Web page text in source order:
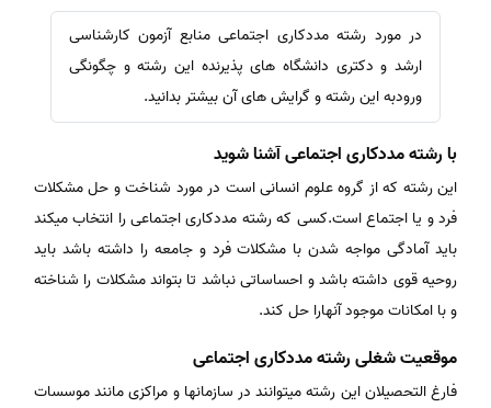
در مورد رشته مددکاری اجتماعی منابع آزمون کارشناسی
ارشد و دکتری دانشگاه های پذیرنده این رشته و چگونگی
ورودبه این رشته و گرایش های آن بیشتر بدانید.
با رشته مددکاری اجتماعی آشنا شوید
این رشته که از گروه علوم انسانی است در مورد شناخت و حل مشکلات
فرد و یا اجتماع است.کسی که رشته مددکاری اجتماعی را انتخاب میکند
باید آمادگی مواجه شدن با مشکلات فرد و جامعه را داشته باشد باید
روحیه قوی داشته باشد و احساساتی نباشد تا بتواند مشکلات را شناخته
و با امکانات موجود آنهارا حل کند.
موقعیت شغلی رشته مددکاری اجتماعی
فارغ التحصیلان این رشته میتوانند در سازمانها و مراکزی مانند موسسات